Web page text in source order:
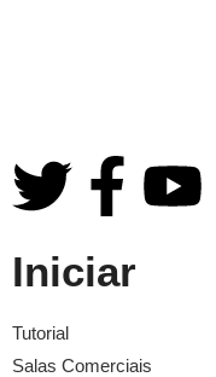
Iniciar
Tutorial
Salas Comerciais